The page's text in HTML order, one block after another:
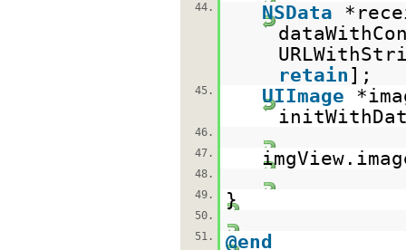
44.
NSData
retain ];
45. UIImage
46.
47.
48.
49.
}
50.
51.
@end